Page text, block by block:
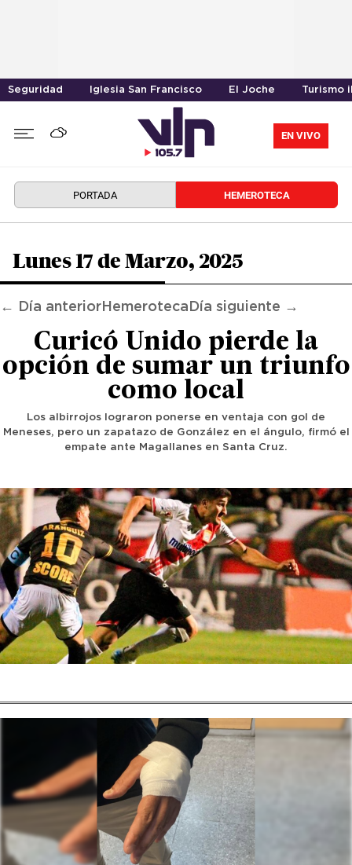
Seguridad Iglesia San Francisco El Joche Turismo
EN VIVO
PORTADA HEMEROTECA
Lunes 17 de Marzo, 2025
← Día anterior Hemeroteca Día siguiente →
Curicó Unido pierde la
opción de sumar un triunfo
como local
Los albirrojos lograron ponerse en ventaja con gol de
Meneses, pero un zapatazo de González en el ángulo, firmó el
empate ante Magallanes en Santa Cruz.